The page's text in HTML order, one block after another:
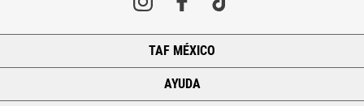
TAF MÉXICO
AYUDA